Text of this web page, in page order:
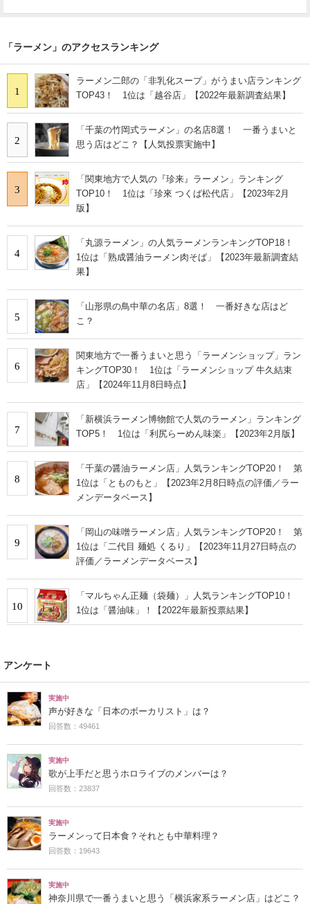
「ラーメン」のアクセスランキング
1
ラーメン二郎の「非乳化スープ」がうまい店ランキング
TOP43！ 1位は「越谷店」【2022年最新調査結果】
2
「千葉の竹岡式ラーメン」の名店8選！ 一番うまいと
思う店はどこ？【人気投票実施中】
3
「関東地方で人気の『珍来』ラーメン」ランキング
TOP10！ 1位は「珍來 つくば松代店」【2023年2月
版】
4
「丸源ラーメン」の人気ラーメンランキングTOP18！
1位は「熟成醤油ラーメン肉そば」【2023年最新調査結
果】
5
「山形県の鳥中華の名店」8選！ 一番好きな店はど
こ？
6
関東地方で一番うまいと思う「ラーメンショップ」ラン
キングTOP30！ 1位は「ラーメンショップ 牛久結束
店」【2024年11月8日時点】
7
「新横浜ラーメン博物館で人気のラーメン」ランキング
TOP5！ 1位は「利尻らーめん味楽」【2023年2月版】
8
「千葉の醤油ラーメン店」人気ランキングTOP20！ 第
1位は「とものもと」【2023年2月8日時点の評価／ラー
メンデータベース】
9
「岡山の味噌ラーメン店」人気ランキングTOP20！ 第
1位は「二代目 麺処 くるり」【2023年11月27日時点の
評価／ラーメンデータベース】
10
「マルちゃん正麺（袋麺）」人気ランキングTOP10！
1位は「醤油味」！【2022年最新投票結果】
アンケート
実施中
声が好きな「日本のボーカリスト」は？
回答数：49461
実施中
歌が上手だと思うホロライブのメンバーは？
回答数：23837
実施中
ラーメンって日本食？それとも中華料理？
回答数：19643
実施中
神奈川県で一番うまいと思う「横浜家系ラーメン店」はどこ？